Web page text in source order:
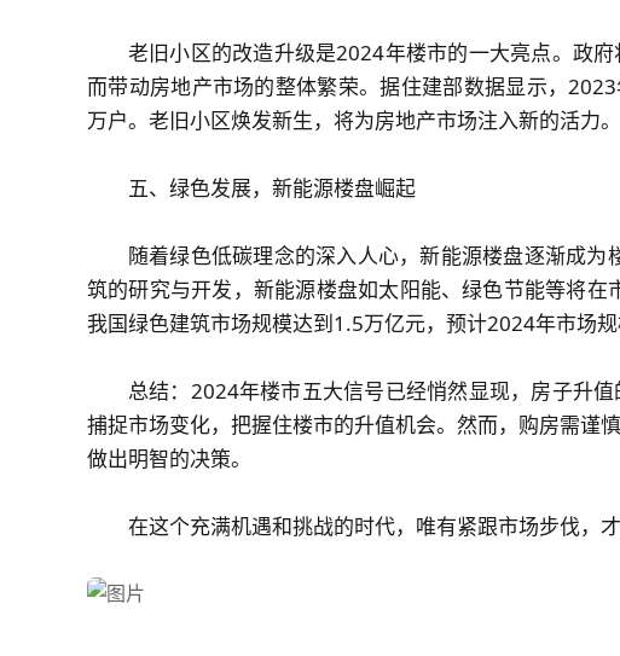
老旧小区的改造升级是2024年楼市的一大亮点。政
而带动房地产市场的整体繁荣。据住建部数据显示，
万户。老旧小区焕发新生，将为房地产市场注入新的活力。
五、绿色发展，新能源楼盘崛起
随着绿色低碳理念的深入人心，新能源楼盘逐渐成
筑的研究与开发，新能源楼盘如太阳能、绿色节能等将
我国绿色建筑市场规模达到1.5万亿元，预计2024年市场规
总结：2024年楼市五大信号已经悄然显现，房子升
捕捉市场变化，把握住楼市的升值机会。然而，购房需谨
做出明智的决策。
在这个充满机遇和挑战的时代，唯有紧跟市场步伐，